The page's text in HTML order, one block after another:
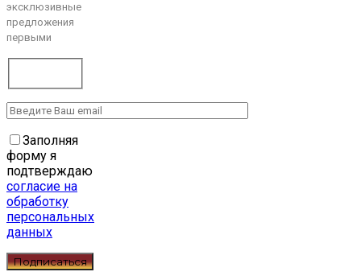
эксклюзивные
предложения
первыми
Заполняя
форму я
подтверждаю
согласие на
обработку
персональных
данных